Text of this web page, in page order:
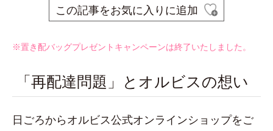
この記事をお気に入りに追加
※置き配バッグプレゼントキャンペーンは終了いたしました。
「再配達問題」とオルビスの想い
日ごろからオルビス公式オンラインショップをご